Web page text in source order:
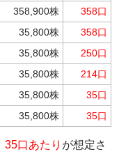
358,900株
358口
35,800株
358口
35,800株
250口
35,800株
214口
35,800株
35口
35,800株 35口
35口あたり が想定さ